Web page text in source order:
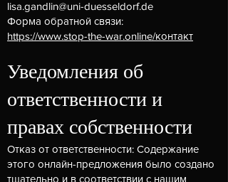
lisa.gandlin@uni-duesseldorf.de
Форма обратной связи:
https://www.stop-the-war.online/контакт
Уведомления об
ответственности и
правах собственности
Отказ от ответственности: Содержание
этого онлайн-предложения было создано
тщательно и в соответствии с нашим